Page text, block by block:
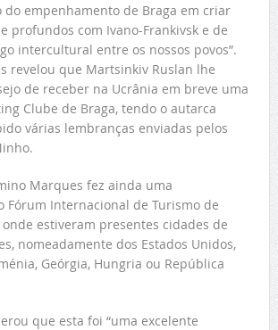
do empenhamento de Braga em criar
profundos com Ivano-Frankivsk e de
intercultural entre os nossos povos”.
revelou que Martsinkiv Ruslan lhe
de receber na Ucrânia em breve uma
Clube de Braga, tendo o autarca
várias lembranças enviadas pelos
Marques fez ainda uma
Fórum Internacional de Turismo de
onde estiveram presentes cidades de
nomeadamente dos Estados Unidos,
Geórgia, Hungria ou República
que esta foi “uma excelente